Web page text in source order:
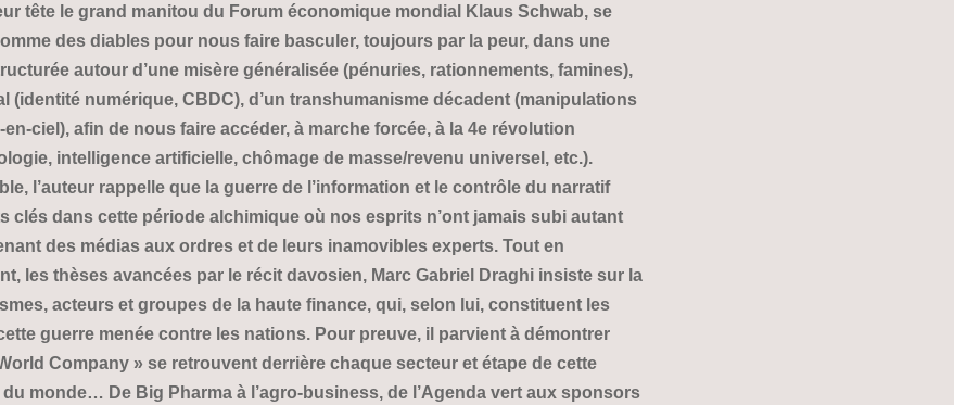
tête le grand manitou du Forum économique mondial Klaus Schwab, se
des diables pour nous faire basculer, toujours par la peur, dans une
autour d’une misère généralisée (pénuries, rationnements, famines),
(identité numérique, CBDC), d’un transhumanisme décadent (manipulations
ciel), afin de nous faire accéder, à marche forcée, à la 4e révolution
intelligence artificielle, chômage de masse/revenu universel, etc.).
l’auteur rappelle que la guerre de l’information et le contrôle du narratif
clés dans cette période alchimique où nos esprits n’ont jamais subi autant
des médias aux ordres et de leurs inamovibles experts. Tout en
les thèses avancées par le récit davosien, Marc Gabriel Draghi insiste sur la
acteurs et groupes de la haute finance, qui, selon lui, constituent les
guerre menée contre les nations. Pour preuve, il parvient à démontrer
Company » se retrouvent derrière chaque secteur et étape de cette
monde… De Big Pharma à l’agro-business, de l’Agenda vert aux sponsors